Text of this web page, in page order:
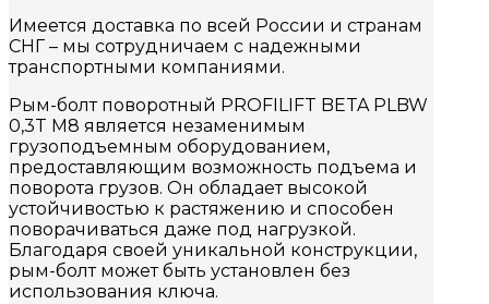
Имеется доставка по всей России и странам
СНГ – мы сотрудничаем с надежными
транспортными компаниями.
Рым-болт поворотный PROFILIFT BETA PLBW
0,3T M8 является незаменимым
грузоподъемным оборудованием,
предоставляющим возможность подъема и
поворота грузов. Он обладает высокой
устойчивостью к растяжению и способен
поворачиваться даже под нагрузкой.
Благодаря своей уникальной конструкции,
рым-болт может быть установлен без
использования ключа.